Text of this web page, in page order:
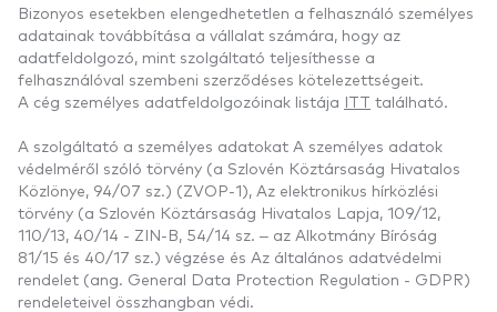
Bizonyos esetekben elengedhetetlen a felhasználó személyes
adatainak továbbítása a vállalat számára, hogy az
adatfeldolgozó, mint szolgáltató teljesíthesse a
felhasználóval szembeni szerződéses kötelezettségeit.
A cég személyes adatfeldolgozóinak listája ITT található.
A szolgáltató a személyes adatokat A személyes adatok
védelméről szóló törvény (a Szlovén Köztársaság Hivatalos
Közlönye, 94/07 sz.) (ZVOP-1), Az elektronikus hírközlési
törvény (a Szlovén Köztársaság Hivatalos Lapja, 109/12,
110/13, 40/14 - ZIN-B, 54/14 sz. – az Alkotmány Bíróság
81/15 és 40/17 sz.) végzése és Az általános adatvédelmi
rendelet (ang. General Data Protection Regulation - GDPR)
rendeleteivel összhangban védi.